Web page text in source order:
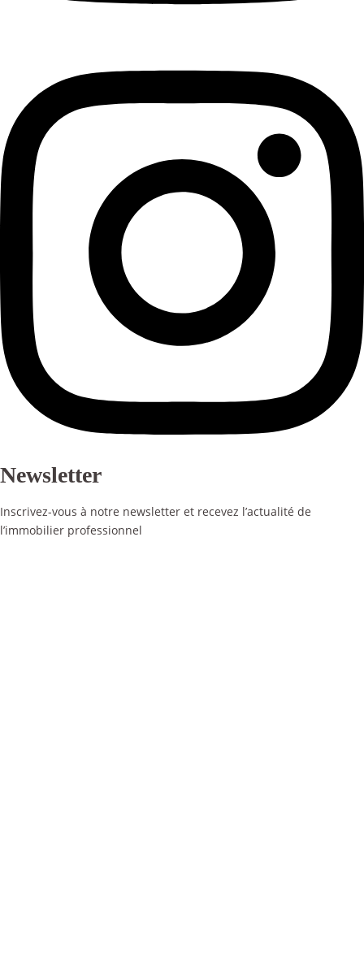
Newsletter
Inscrivez-vous à notre newsletter et recevez l’actualité de
l’immobilier professionnel